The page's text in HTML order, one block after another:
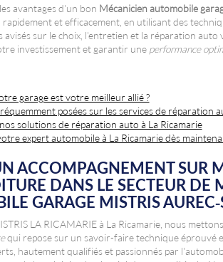
avantages d'un bon Mécanicien automobile
et efficacement, en utilisant des
avisés sur le choix, l'entretien et la réparation
investissement et garantir une performance
garage est votre meilleur allié ?
posées sur les services de réparation
solutions de réparation auto à La Ricamarie
expert automobile à La Ricamarie dès
ACCOMPAGNEMENT SUR
DANS LE SECTEUR DE
GARAGE MISTRIS AUREC-
LA RICAMARIE à La Ricamarie, nous
qui repose sur un savoir-faire technique éprouvé
hautement qualifiés et passionnés par